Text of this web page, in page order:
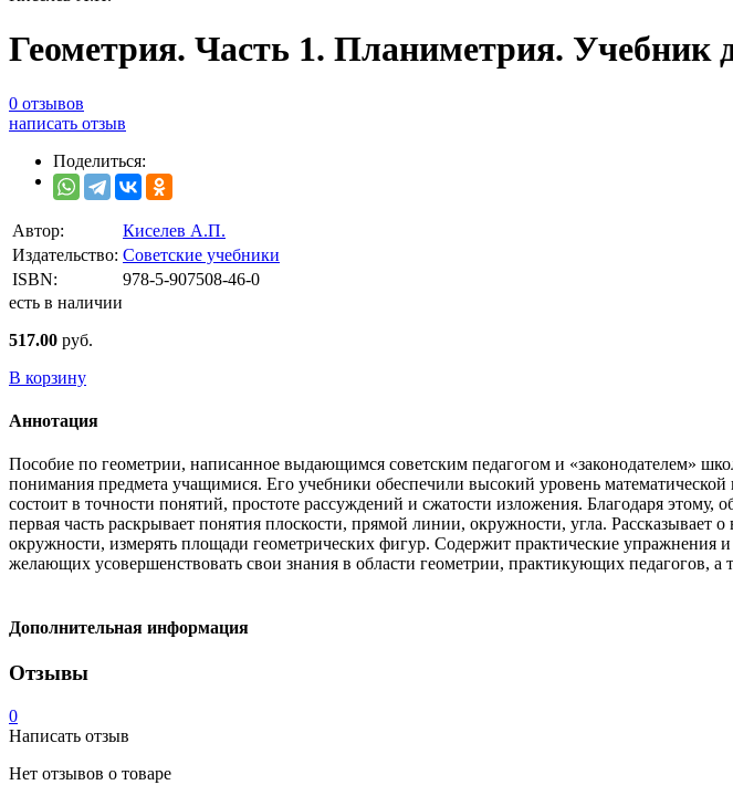
Геометрия. Часть 1. Планиметрия. Учебник
0 отзывов
написать отзыв
Поделиться:
Автор:
Киселев А.П.
Издательство: Советские учебники
ISBN:
978-5-907508-46-0
есть в наличии
517.00 руб.
В корзину
Аннотация
Пособие по геометрии, написанное выдающимся советским педагогом и «законодателем»
понимания предмета учащимися. Его учебники обеспечили высокий уровень
состоит в точности понятий, простоте рассуждений и сжатости изложения. Благодаря этому,
первая часть раскрывает понятия плоскости, прямой линии, окружности, угла. Рассказывает
окружности, измерять площади геометрических фигур. Содержит практические упражнения
желающих усовершенствовать свои знания в области геометрии, практикующих педагогов, а
Дополнительная информация
Отзывы
0
Написать отзыв
Нет отзывов о товаре